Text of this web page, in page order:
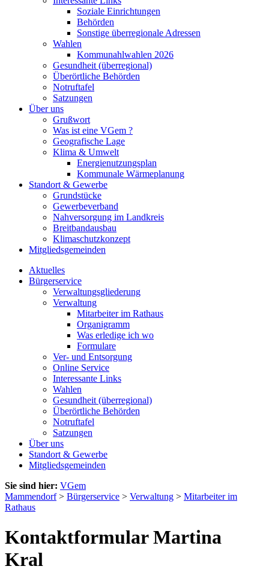
Soziale Einrichtungen
Behörden
Sonstige überregionale Adressen
Wahlen
Kommunahlwahlen 2026
Gesundheit (überregional)
Überörtliche Behörden
Notruftafel
Satzungen
Über uns
Grußwort
Was ist eine VGem ?
Geografische Lage
Klima & Umwelt
Energienutzungsplan
Kommunale Wärmeplanung
Standort & Gewerbe
Grundstücke
Gewerbeverband
Nahversorgung im Landkreis
Breitbandausbau
Klimaschutzkonzept
Mitgliedsgemeinden
Aktuelles
Bürgerservice
Verwaltungsgliederung
Verwaltung
Mitarbeiter im Rathaus
Organigramm
Was erledige ich wo
Formulare
Ver- und Entsorgung
Online Service
Interessante Links
Wahlen
Gesundheit (überregional)
Überörtliche Behörden
Notruftafel
Satzungen
Über uns
Standort & Gewerbe
Mitgliedsgemeinden
Sie sind hier: VGem
Mammendorf> Bürgerservice > Verwaltung > Mitarbeiter im
Rathaus
Kontaktformular Martina
Kral